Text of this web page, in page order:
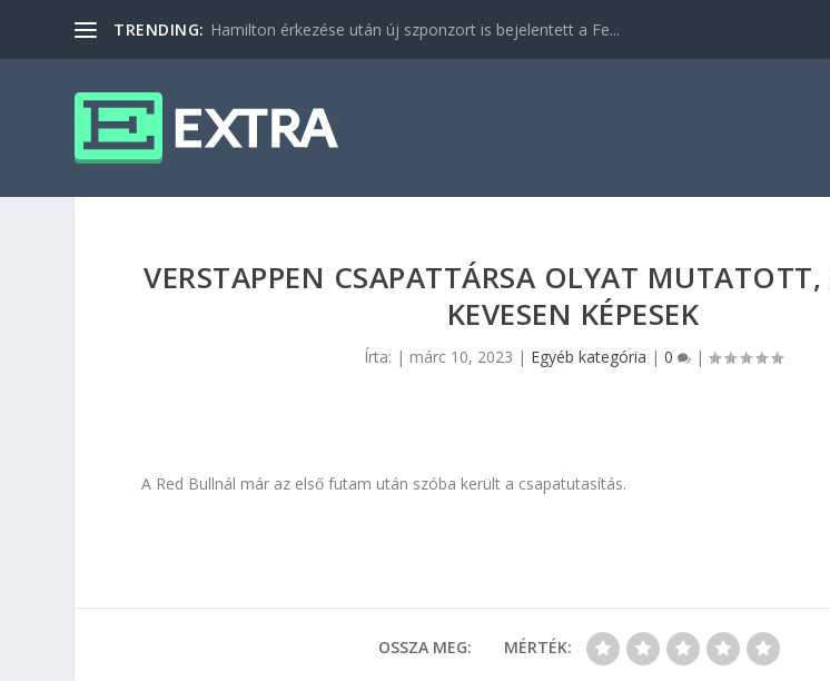
TRENDING: Hamilton érkezése után új szponzort is bejelentett a Fe...
VERSTAPPEN CSAPATTÁRSA OLYAT
KEVESEN KÉPESEK
Írta: | márc 10, 2023 | Egyéb kategória | 0 |
A Red Bullnál már az első futam után szóba került a csapatutasítás.
OSSZA MEG: MÉRTÉK: